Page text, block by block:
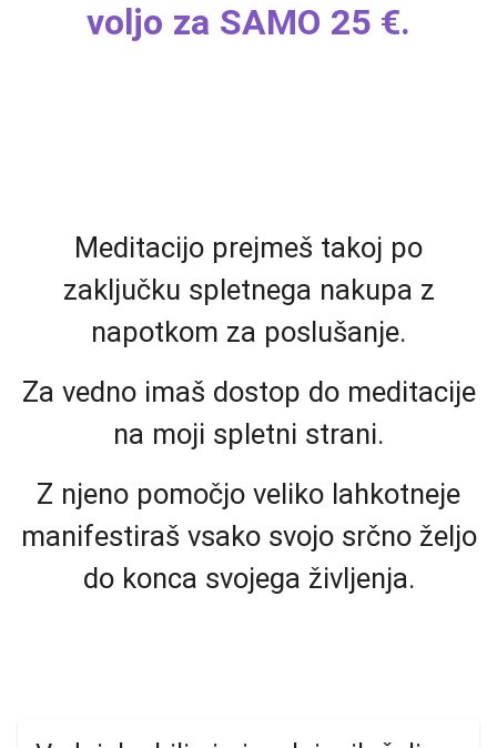
voljo za SAMO 25 €.
Meditacijo prejmeš takoj po
zaključku spletnega nakupa z
napotkom za poslušanje.
Za vedno imaš dostop do meditacije
na moji spletni strani.
Z njeno pomočjo veliko lahkotneje
manifestiraš vsako svojo srčno željo
do konca svojega življenja.